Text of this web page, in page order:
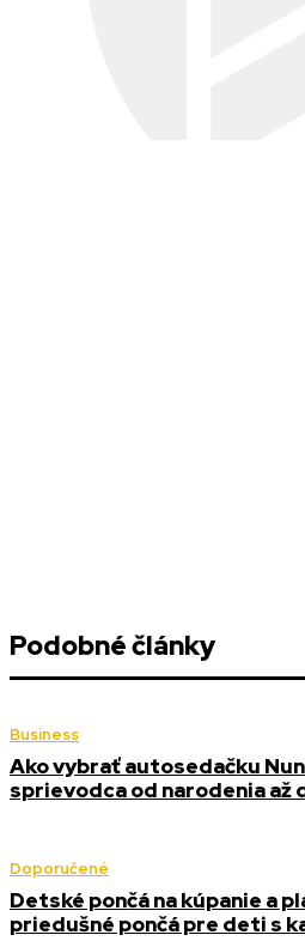
Podobné články
Business
Ako vybrať autosedačku
sprievodca od narodenia až
Doporučené
Detské pončá na kúpanie a
priedušné pončá pre deti s